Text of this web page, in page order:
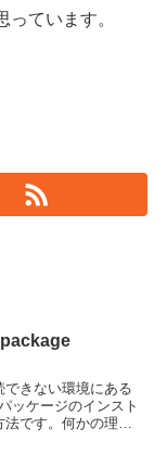
ています。
できない環境にある
ッケージのインスト
法です。何かの理由